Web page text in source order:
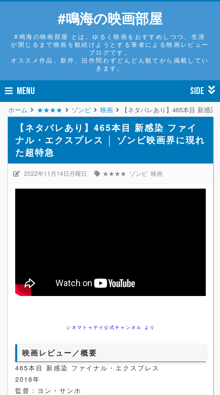
#鳴海の映画部屋
#鳴海の映画部屋 とは、ゆるく映画をおすすめしつつ、生涯
が閉じるまで映画を観続けようとする筆者による映画レビュー
ブログです。
オススメ作品、新作、旧作問わずどんどん観てから掲載してい
きます。
MENU SIDE
ホーム ★★★★ ゾンビ 映画 【ネタバレあり】465本目 新感
【ネタバレあり】465本目 新感染 ファイ
ナル・エクスプレス │ ゾンビ映画界に現れ
た超特急
2022年11月14日月曜日 ★★★★ ゾンビ 映画
シネマトゥデイ公式チャンネル より
映画レビュー／概要
465本目 新感染 ファイナル・エクスプレス
2016年
監督：ヨン・サンホ